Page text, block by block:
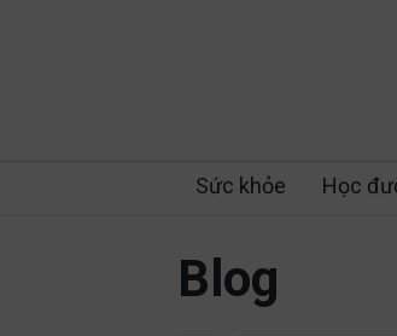
Sức khỏe Học
Blog